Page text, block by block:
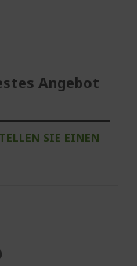
Angebot
SIE EINEN